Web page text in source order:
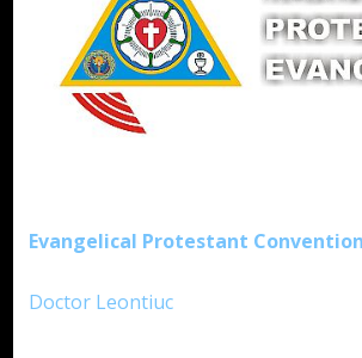
Evangelical Protestant Convention
Doctor Leontiuc